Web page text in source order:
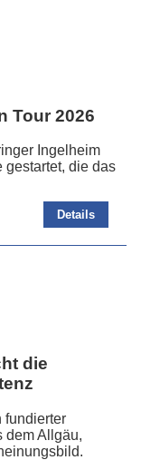
Tour 2026
Ingelheim
gestartet, die das
Details
die
fundierter
dem Allgäu,